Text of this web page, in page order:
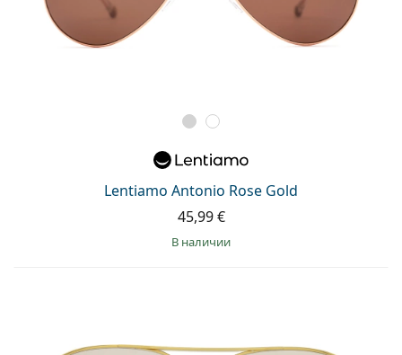
Lentiamo Antonio Rose Gold
45,99 €
в наличии